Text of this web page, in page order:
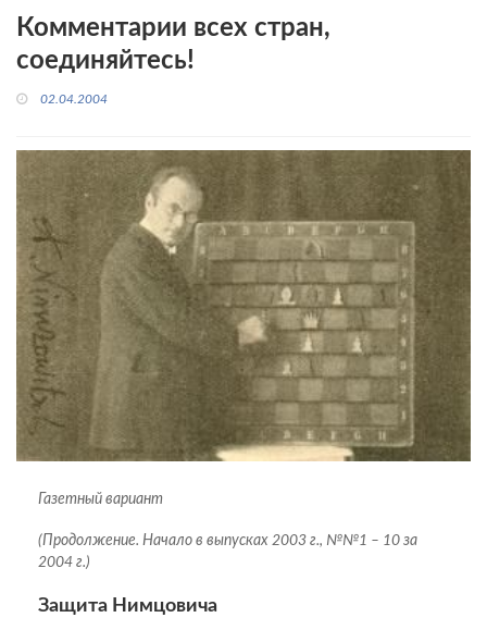
Комментарии всех стран,
соединяйтесь!
02.04.2004
Газетный вариант
(Продолжение. Начало в выпусках 2003 г., №№1 – 10 за
2004 г.)
Защита Нимцовича